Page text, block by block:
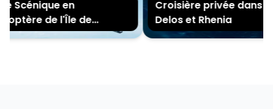
Scénique en
de l'Île de
Croisière privée dans
Delos et Rhenia